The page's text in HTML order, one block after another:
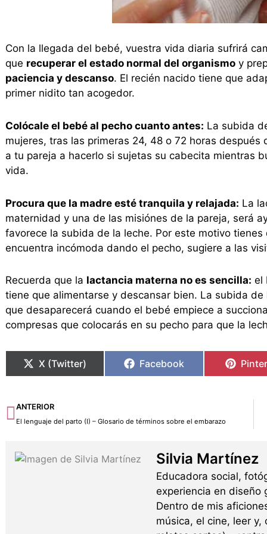
Con la llegada del bebé, vuestra vida diaria sufrirá
que recuperar el estado normal del organismoy
paciencia y descanso. El recién nacido tiene que
primer nidito tan acogedor.
Colócale el bebé al pecho cuanto antes: La subida
mujeres, tras las primeras 24, 48 o 72 horas
a tu pareja a hacerlo si sujetas su cabecita mientras
vida.
Procura que la madre esté tranquila y relajada: La
maternidad y una de las misiónes de la pareja, será
favorece la subida de la leche. Por este motivo
encuentra incómoda dando el pecho, sugiere a las
Recuerda que la lactancia materna no es sencilla: el
tiene que alimentarse y descansar bien. La subida
que desaparecerá cuando el bebé empiece a
compresas que colocarás en su pecho para que la
X (Twitter) Facebook
Ant
ANTERIOR
El lenguaje del parto (I) – Glosario de términos sobre el embarazo
Silvia Martínez
Educadora social,
experiencia en diseño
Dentro de mis
música, el cine, leer